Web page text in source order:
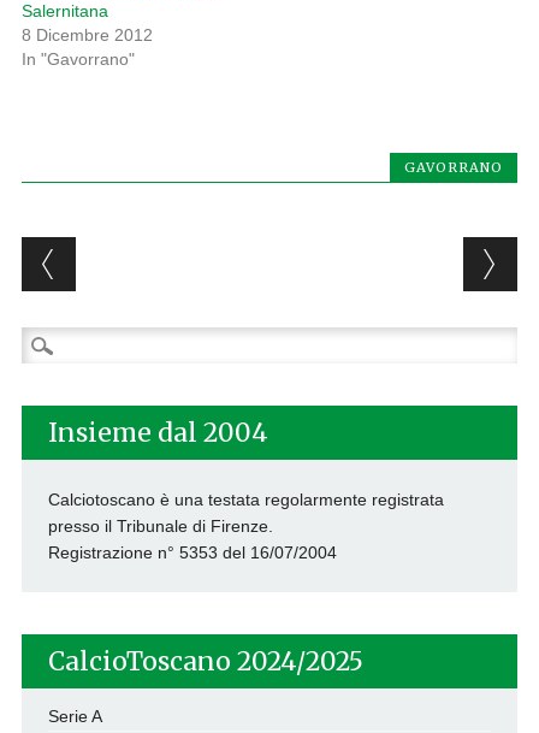
Salernitana
8 Dicembre 2012
In "Gavorrano"
GAVORRANO
Post navigation
Ricerca
per:
Insieme dal 2004
Calciotoscano è una testata regolarmente registrata
presso il Tribunale di Firenze.
Registrazione n° 5353 del 16/07/2004
CalcioToscano 2024/2025
Serie A